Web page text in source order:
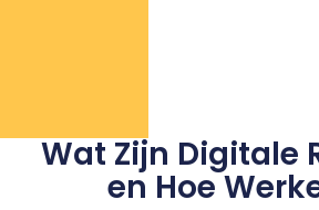
Wat Zijn Digitale
en Hoe